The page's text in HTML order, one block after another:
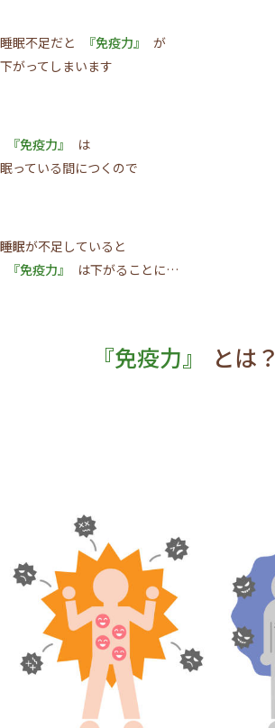
睡眠不足だと 『免疫力』
が
下がってしまいます
『免疫力』
は
眠っている間につくので
睡眠が不足していると
『免疫力』
は下がることに…
『免疫力』 とは？